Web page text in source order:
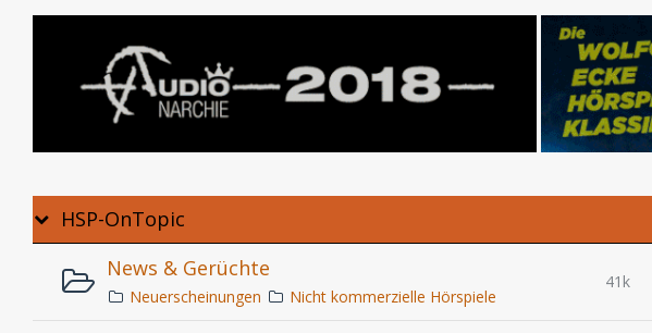
HSP-OnTopic
News & Gerüchte
Neuerscheinungen Nicht kommerzielle Hörspiele
41k